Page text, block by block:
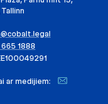
Tallinn
1888
ar medijiem: